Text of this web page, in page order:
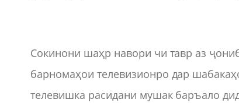
Сокинони шаҳр навори чи тавр аз
барномаҳои телевизионро дар
телевишка расидани мушак баръало